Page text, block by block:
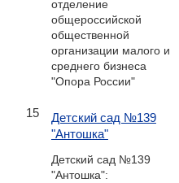
отделение
общероссийской
общественной
организации малого и
среднего бизнеса
"Опора России"
15
Детский сад №139
"Антошка"
Детский сад №139
"Антошка":